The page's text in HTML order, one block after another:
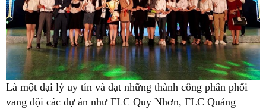
Là một đại lý uy tín và đạt những thành công phân phối
vang dội các dự án như FLC Quy Nhơn, FLC Quảng